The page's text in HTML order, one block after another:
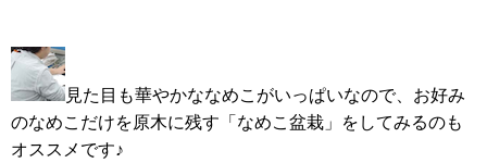
見た目も華やかななめこがいっぱいなので、お好み
のなめこだけを原木に残す「なめこ盆栽」をしてみるのも
オススメです♪